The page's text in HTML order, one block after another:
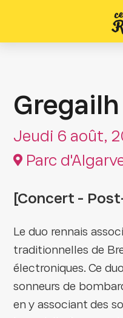
Gregailh
Jeudi 6 août,
Parc
[Concert -
Le duo rennais
traditionnelles de
électroniques. Ce
sonneurs de
en y associant des